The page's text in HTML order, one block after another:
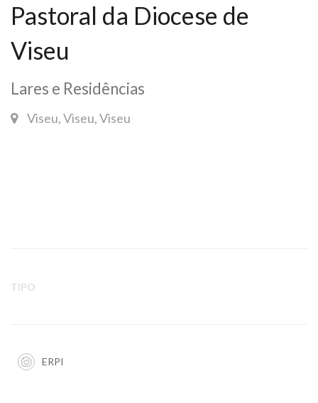
Pastoral da Diocese de
Viseu
Lares e Residências
Viseu, Viseu, Viseu
TIPO
ERPI